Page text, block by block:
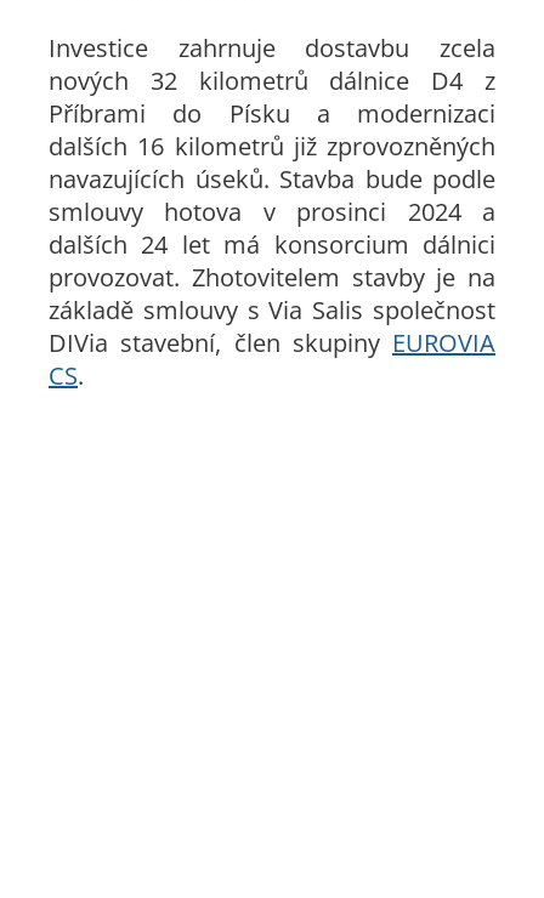
Investice zahrnuje dostavbu zcela
nových 32 kilometrů dálnice D4 z
Příbrami do Písku a modernizaci
dalších 16 kilometrů již zprovozněných
navazujících úseků. Stavba bude podle
smlouvy hotova v prosinci 2024 a
dalších 24 let má konsorcium dálnici
provozovat. Zhotovitelem stavby je na
základě smlouvy s Via Salis společnost
DIVia stavební, člen skupiny EUROVIA
CS.